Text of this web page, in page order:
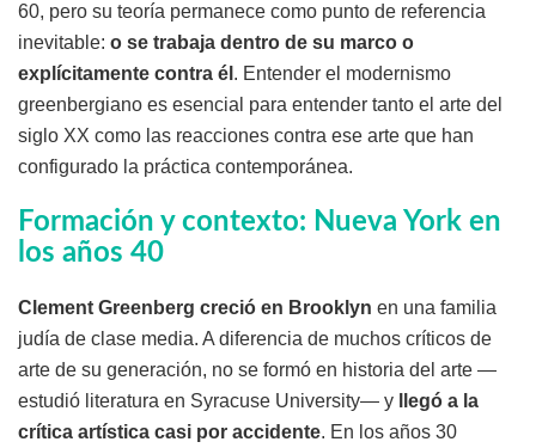
60, pero su teoría permanece como punto de referencia
inevitable: o se trabaja dentro de su marco o
explícitamente contra él . Entender el modernismo
greenbergiano es esencial para entender tanto el arte del
siglo XX como las reacciones contra ese arte que han
configurado la práctica contemporánea.
Formación y contexto: Nueva York en
los años 40
Clement Greenberg creció en Brooklyn en una familia
judía de clase media. A diferencia de muchos críticos de
arte de su generación, no se formó en historia del arte —
estudió literatura en Syracuse University— y
llegó a la
crítica artística casi por accidente. En los años 30